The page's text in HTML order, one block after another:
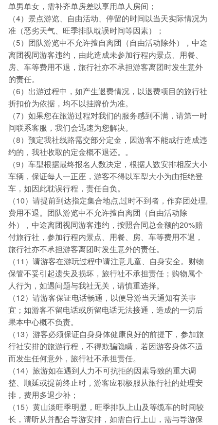
单男单女，需补齐单房差以享用单人房间；
（4）景点游览、自由活动、停留的时间以当天实际情况为
准（恶劣天气、旺季排队耽误时间等因素）；
（5）团队游览中不允许擅自离团（自由活动除外），中途
离团视同游客违约，由此造成未参加行程内景点、用餐、
房、车等费用不退，旅行社亦不承担游客离团时发生意外
的责任。
（6）出游过程中，如产生退费情况，以退费项目的旅行社
折扣价为依据，均不以挂牌价为准。
（7）如果您在旅游过程对我们的服务感到不满，请第一时
间联系客服，我们会迅速为您解决。
（8）预定我社线路需交部分定金，因游客不能成行造成违
约的，我社收取的定金概不退还。。
（9）车型根据最终报名人数决定，根据人数安排相应大小
车辆，保证每人一正座，游客不得以车型大小为由拒绝登
车，如因此耽误行程，责任自负。
（10）请提前到达指定集合地点,过时不到者，作弃团处理,
费用不退。团队游览中不允许擅自离团（自由活动除
外），中途离团视同游客违约，按照合同总金额的20%赔
付旅行社，参加行程内景点、用餐、房、车等费用不退，
旅行社亦不承担游客离团时发生意外的责任。
（11）请游客在游玩过程中请注意儿童、自身安全。财物
保管不妥引起遗失及损坏，旅行社不承担责任；购物属个
人行为，如遇问题与我社无关，请慎重选择。
（12）请游客保证电话畅通，以便导游当天通知有关事
宜；如游客不留电话或所留电话无法接通，造成的一切后
果本中心概不负责。
（13）游客必须保证自身身体健康良好的前提下，参加旅
行社安排的旅游行程，不得欺骗隐瞒，若因游客身体不适
而发生任何意外，旅行社不承担责任。
（14）旅游如在遇到人力不可抗拒的因素导致的重大调
整、顺延或提前终止时，游客应积极服从旅行社的处理安
排，费用多退少补；
（15）黄山淡旺季明显，旺季排队上山及等缆车的时间较
长，请听从并配合导游安排，如需自行上山，需与导游保